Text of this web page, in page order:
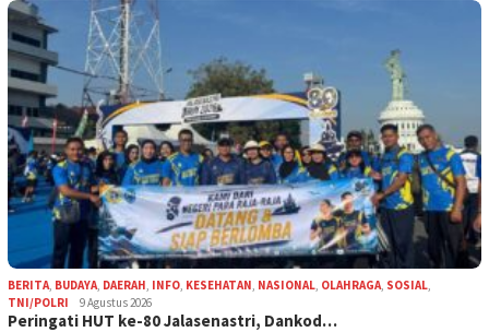
BERITA BUDAYA DAERAH INFO KESEHATAN NASIONAL OLAHRAGA SOSIAL
TNI/POLRI
9 Agustus 2026
Peringati HUT ke-80 Jalasenastri, Dankod…